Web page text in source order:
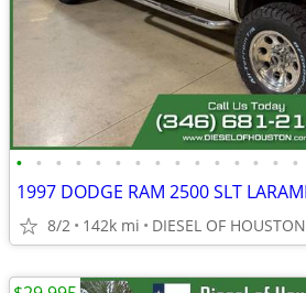
• • • • • • • • • • • • • • •
8/2 142k mi DIESEL OF HOUSTON